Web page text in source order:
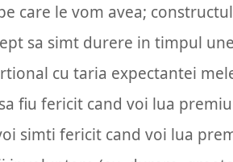
care le vom avea;
sa simt durere in timpul
cu taria expectantei
fiu fericit cand voi lua
simti fericit cand voi lua